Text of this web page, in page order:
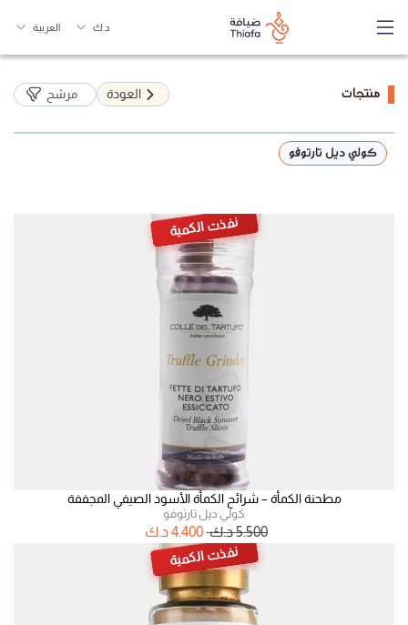
د.ك العربية
منتجات العودة مرشح
كولي ديل تارتوفو
نفذت الكمية
مطحنة الكمأة – شرائح الكمأة الأسود الصيفي المجففة
كولي ديل تارتوفو
5.500د.ك 4.400 د.ك
نفذت الكمية